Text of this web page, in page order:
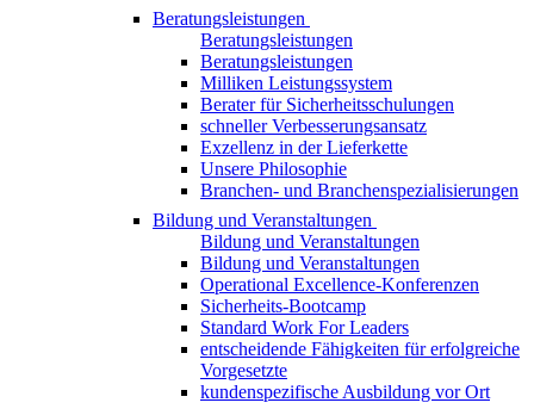
Beratungsleistungen
Beratungsleistungen
Beratungsleistungen
Milliken Leistungssystem
Berater für Sicherheitsschulungen
schneller Verbesserungsansatz
Exzellenz in der Lieferkette
Unsere Philosophie
Branchen- und Branchenspezialisierungen
Bildung und Veranstaltungen
Bildung und Veranstaltungen
Bildung und Veranstaltungen
Operational Excellence-Konferenzen
Sicherheits-Bootcamp
Standard Work For Leaders
entscheidende Fähigkeiten für erfolgreiche
Vorgesetzte
kundenspezifische Ausbildung vor Ort